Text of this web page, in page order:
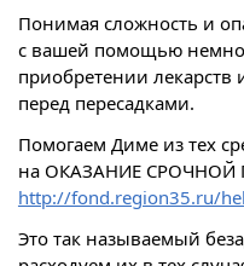
Понимая сложность и
с вашей помощью
приобретении
перед пересадками.
Помогаем Диме из тех
на ОКАЗАНИЕ
http://fond.region35.ru/
Это так называемый